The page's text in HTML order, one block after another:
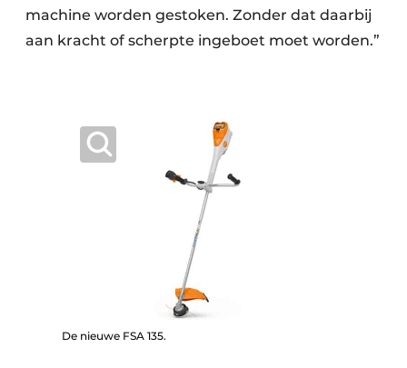
machine worden gestoken. Zonder dat daarbij
aan kracht of scherpte ingeboet moet worden.”
De nieuwe FSA 135.